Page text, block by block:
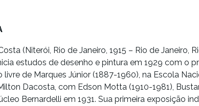
(Niterói, Rio de Janeiro, 1915 – Rio de Janeiro,
estudos de desenho e pintura em 1929 com o
livre de Marques Júnior (1887-1960), na Escola
Dacosta, com Edson Motta (1910-1981),
Bernardelli em 1931. Sua primeira exposição